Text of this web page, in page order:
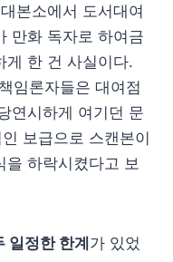
본소에서 도서대여
만화 독자로 하여금
게 한 건 사실이다.
임론자들은 대여점
연시하게 여기던 문
보급으로 스캔본이
하락시켰다고 보
일정한 한계가 있었